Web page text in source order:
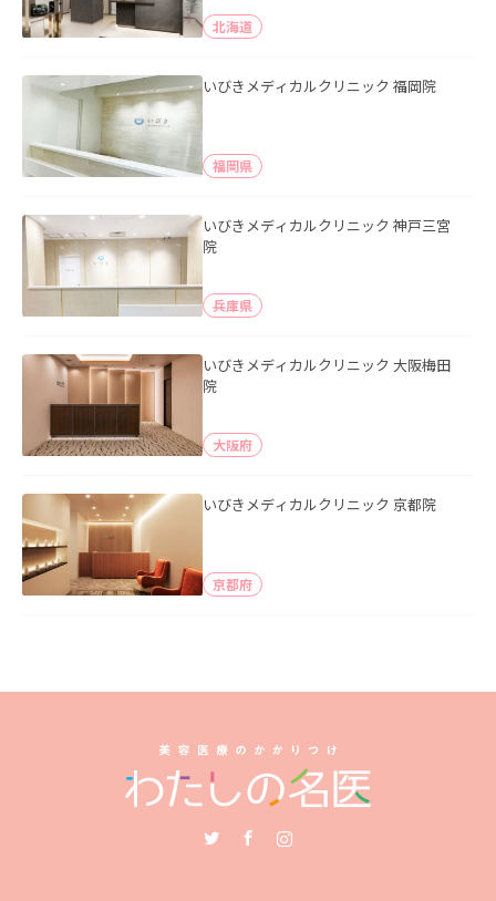
北海道
いびきメディカルクリニック 福岡院
福岡県
いびきメディカルクリニック 神戸三宮
院
兵庫県
いびきメディカルクリニック 大阪梅田
院
大阪府
いびきメディカルクリニック 京都院
京都府